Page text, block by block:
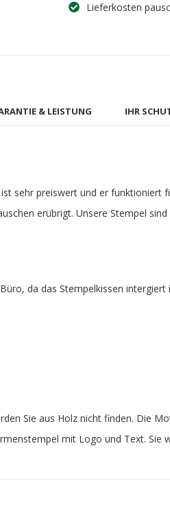
Lieferkosten
& LEISTUNG IHR
sehr preiswert und er
erübrigt. Unsere Stempel
da das Stempelkissen
Sie aus Holz nicht finden. Die
mit Logo und Text. Sie